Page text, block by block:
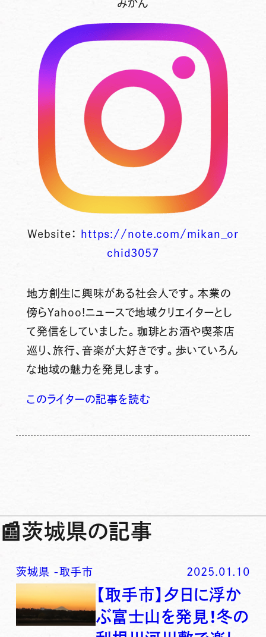
みかん
Website：
https://note.com/mikan_or
chid3057
地方創生に興味がある社会人です。本業の
傍らYahoo!ニュースで地域クリエイターとし
て発信をしていました。珈琲とお酒や喫茶店
巡り、旅行、音楽が大好きです。歩いていろん
な地域の魅力を発見します。
このライターの記事を読む
📰茨城県の記事
茨城県 -取手市 2025.01.10
【取手市】夕日に浮か
ぶ富士山を発見！冬の